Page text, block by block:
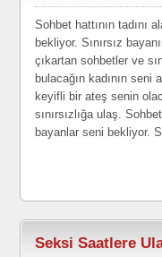
Sohbet hattının tadını
bekliyor. Sınırsız
çıkartan sohbetler ve
bulacağın kadının
keyifli bir ateş senin
sınırsızlığa ulaş.
bayanlar seni bekliyor.
Seksi Saatlere